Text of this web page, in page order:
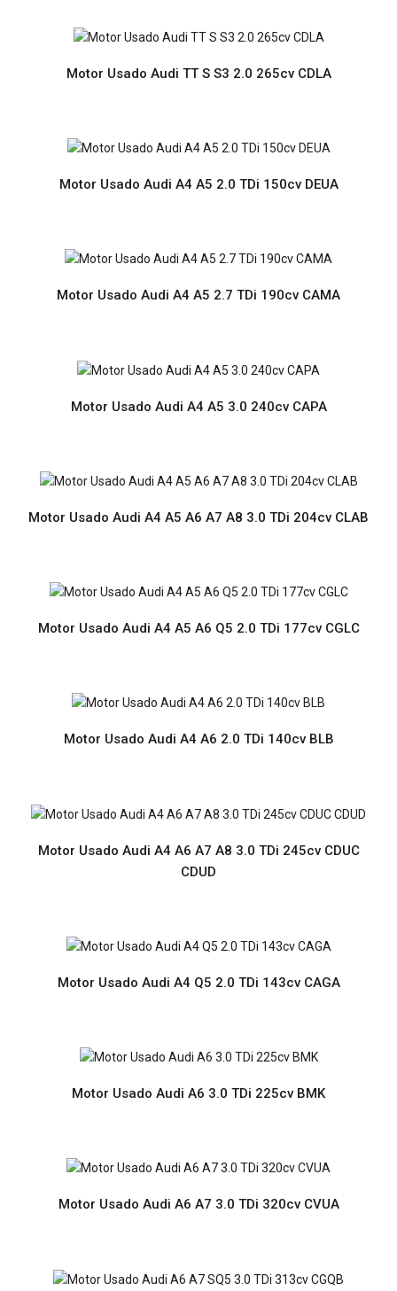
Portugal Continental..
Motor Usado Audi TT S S3 2.0 265cv CDLA
Preço sob consultaMotor Usado com Garantia de 12
Motor Usado Audi A4 A5 2.0 TDi 150cv DEUA
Preço sob consultaMotor Usado com Garantia de 12
meses Prazo de entrega de 2 a 6 diasPortes grátis para
Motor Usado Audi A4 A5 2.7 TDi 190cv CAMA
Preço sob consultaMotor Usado com Garantia de 12
Motor Usado Audi A4 A5 3.0 240cv CAPA
Preço sob consultaMotor Usado com Garantia de 12
Motor Usado Audi TT S S3 2.0 265cv CDLA
Motor Usado Audi A4 A5 2.0 TDi 150cv DEUA
Motor Usado Audi A4 A5 2.7 TDi 190cv CAMA
Motor Usado Audi A4 A5 3.0 240cv CAPA
Motor Usado Audi A4 A5 A6 A7 A8 3.0 TDi 204cv CLAB
Motor Usado Audi A4 A5 A6 Q5 2.0 TDi 177cv CGLC
Motor Usado Audi A4 A6 2.0 TDi 140cv BLB
Motor Usado Audi A4 A6 A7 A8 3.0 TDi 245cv CDUC
CDUD
Motor Usado Audi A4 Q5 2.0 TDi 143cv CAGA
Motor Usado Audi A6 3.0 TDi 225cv BMK
Motor Usado Audi A6 A7 3.0 TDi 320cv CVUA